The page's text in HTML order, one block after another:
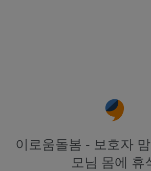
이로움돌봄 - 보호자
모님 몸에 휴